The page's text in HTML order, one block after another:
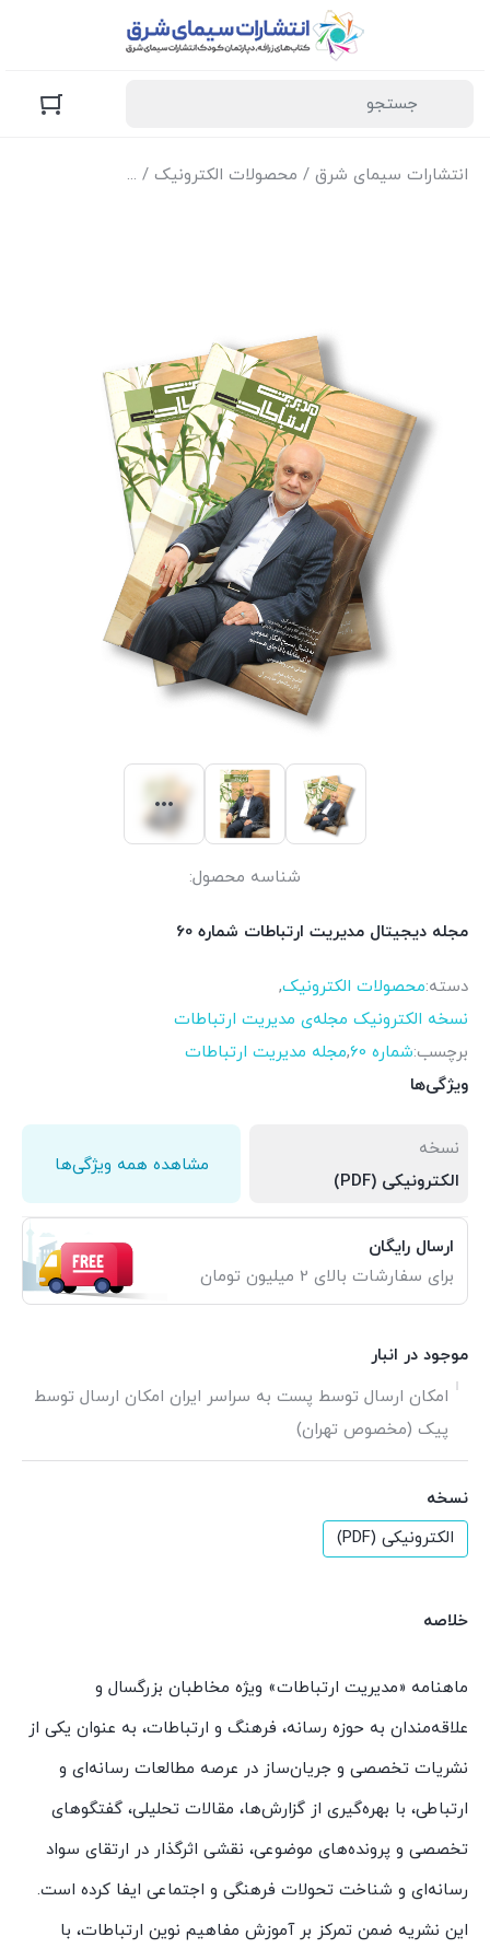
انتشارات سیمای شرق / محصولات الکترونیک / نسخه الکترونیک
شناسه محصول:
مجله دیجیتال مدیریت ارتباطات شماره 60
دسته:محصولات الکترونیک,
نسخه الکترونیک مجله‌ی مدیریت ارتباطات
برچسب:شماره 60 ,مجله مدیریت ارتباطات
ویژگی‌ها
نسخه
الکترونیکی (PDF)
مشاهده همه ویژگی‌ها
ارسال رایگان
برای سفارشات بالای 2 میلیون تومان
موجود در انبار
امکان ارسال توسط پست به سراسر ایران امکان ارسال توسط
پیک (مخصوص تهران)
نسخه
الکترونیکی (PDF)
خلاصه
ماهنامه «مدیریت ارتباطات» ویژه مخاطبان بزرگسال و
علاقه‌مندان به حوزه رسانه، فرهنگ و ارتباطات، به عنوان یکی از
نشریات تخصصی و جریان‌ساز در عرصه مطالعات رسانه‌ای و
ارتباطی، با بهره‌گیری از گزارش‌ها، مقالات تحلیلی، گفتگوهای
تخصصی و پرونده‌های موضوعی، نقشی اثرگذار در ارتقای سواد
رسانه‌ای و شناخت تحولات فرهنگی و اجتماعی ایفا کرده است.
این نشریه ضمن تمرکز بر آموزش مفاهیم نوین ارتباطات، با